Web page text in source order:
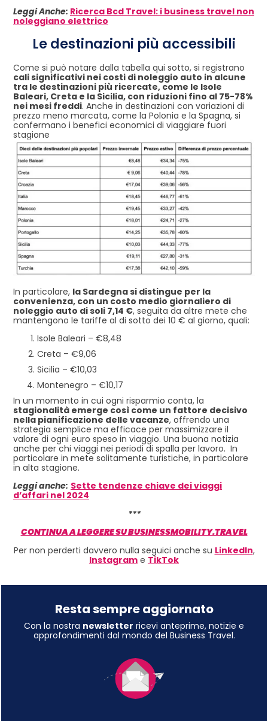
Leggi Anche: Ricerca Bcd Travel: i business travel non
noleggiano elettrico
Le destinazioni più accessibili
Come si può notare dalla tabella qui sotto, si registrano
cali significativi nei costi di noleggio auto in alcune
tra le destinazioni più ricercate, come le Isole
Baleari, Creta e la Sicilia, con riduzioni fino al 75-78%
nei mesi freddi. Anche in destinazioni con variazioni di
prezzo meno marcata, come la Polonia e la Spagna, si
confermano i benefici economici di viaggiare fuori
stagione
In particolare, la Sardegna si distingue per la
convenienza, con un costo medio giornaliero di
noleggio auto di soli 7,14 €, seguita da altre mete che
mantengono le tariffe al di sotto dei 10 € al giorno, quali:
Isole Baleari – €8,48
Creta – €9,06
Sicilia – €10,03
Montenegro – €10,17
In un momento in cui ogni risparmio conta, la
stagionalità emerge così come un fattore decisivo
nella pianificazione delle vacanze, offrendo una
strategia semplice ma efficace per massimizzare il
valore di ogni euro speso in viaggio. Una buona notizia
anche per chi viaggi nei periodi di spalla per lavoro. In
particolare in mete solitamente turistiche, in particolare
in alta stagione.
Leggi anche: Sette tendenze chiave dei viaggi
d’affari nel 2024
***
CONTINUA A LEGGERE SU BUSINESSMOBILITY.TRAVEL
Per non perderti davvero nulla seguici anche su LinkedIn,
Instagram e TikTok
Resta sempre aggiornato
Con la nostra newsletter ricevi anteprime, notizie e
approfondimenti dal mondo del Business Travel.